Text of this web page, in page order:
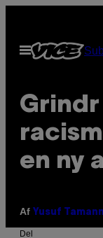
indhold
Åbn
Menu
en ny
Af Yusuf
Del